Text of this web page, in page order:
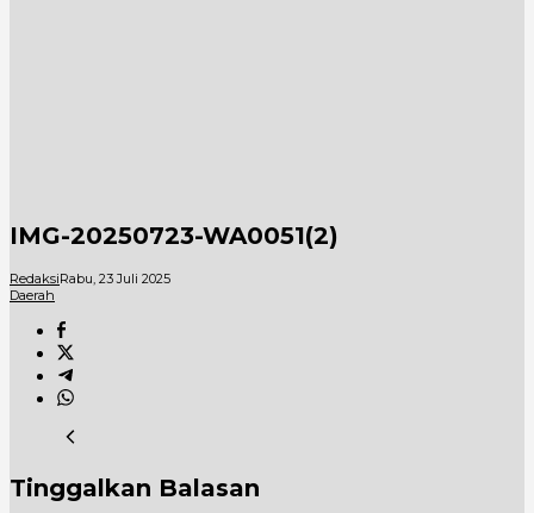
IMG-20250723-WA0051(2)
RedaksiRabu, 23 Juli 2025
Daerah
Tinggalkan Balasan